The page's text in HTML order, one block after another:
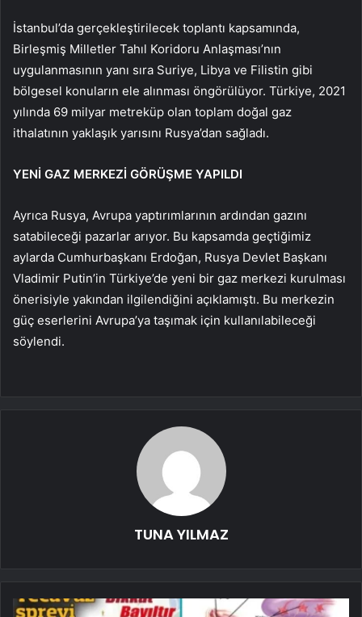
İstanbul’da gerçekleştirilecek toplantı kapsamında,
Birleşmiş Milletler Tahıl Koridoru Anlaşması’nın
uygulanmasının yanı sıra Suriye, Libya ve Filistin gibi
bölgesel konuların ele alınması öngörülüyor. Türkiye, 2021
yılında 69 milyar metreküp olan toplam doğal gaz
ithalatının yaklaşık yarısını Rusya’dan sağladı.
YENİ GAZ MERKEZİ GÖRÜŞME YAPILDI
Ayrıca Rusya, Avrupa yaptırımlarının ardından gazını
satabileceği pazarlar arıyor. Bu kapsamda geçtiğimiz
aylarda Cumhurbaşkanı Erdoğan, Rusya Devlet Başkanı
Vladimir Putin’in Türkiye’de yeni bir gaz merkezi kurulması
önerisiyle yakından ilgilendiğini açıklamıştı. Bu merkezin
güç eserlerini Avrupa’ya taşımak için kullanılabileceği
söylendi.
TUNA YILMAZ